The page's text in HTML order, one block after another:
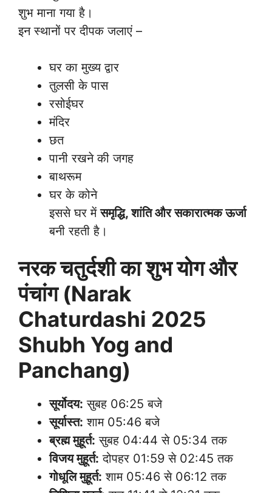
शुभ माना गया है।
इन स्थानों पर दीपक जलाएं –
घर का मुख्य द्वार
तुलसी के पास
रसोईघर
मंदिर
छत
पानी रखने की जगह
बाथरूम
घर के कोने
इससे घर मेंसमृद्धि, शांति और सकारात्मक ऊर्जा
बनी रहती है।
नरक चतुर्दशी का शुभ योग और
पंचांग (Narak
Chaturdashi 2025
Shubh Yog and
Panchang)
सूर्योदय: सुबह 06:25 बजे
सूर्यास्त: शाम 05:46 बजे
ब्रह्म मुहूर्त: सुबह 04:44 से 05:34 तक
विजय मुहूर्त: दोपहर 01:59 से 02:45 तक
गोधूलि मुहूर्त: शाम 05:46 से 06:12 तक